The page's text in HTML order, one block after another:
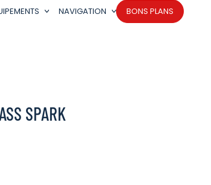
NAVIGATION BONS PLANS
SPARK